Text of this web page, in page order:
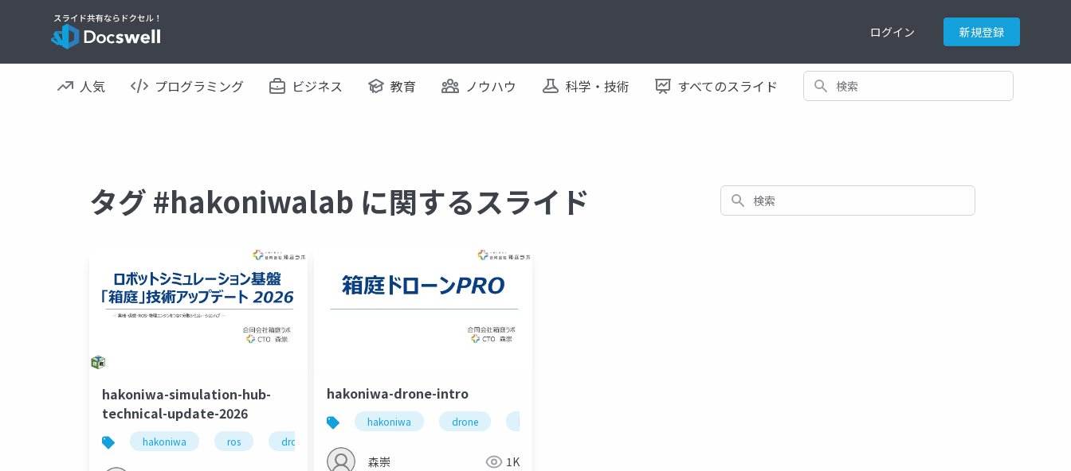
ログイン 新規登録
人気 プログラミング ビジネス 教育 ノウハウ 科学・技術 すべてのスライド 検索
タグ #hakoniwalab に関するスライド 検索
hakoniwa-simulation-hub-
technical-update-2026
hakoniwa ros drone
hakoniwa-drone-intro
hakoniwa drone hakoniwalab
森崇 1K